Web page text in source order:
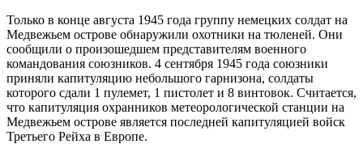
Только в конце августа 1945 года группу немецких солдат на
Медвежьем острове обнаружили охотники на тюленей. Они
сообщили о произошедшем представителям военного
командования союзников. 4 сентября 1945 года союзники
приняли капитуляцию небольшого гарнизона, солдаты
которого сдали 1 пулемет, 1 пистолет и 8 винтовок. Считается,
что капитуляция охранников метеорологической станции на
Медвежьем острове является последней капитуляцией войск
Третьего Рейха в Европе.